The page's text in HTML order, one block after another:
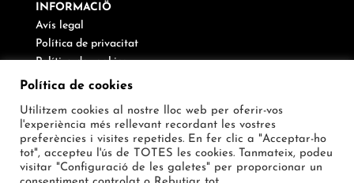
INFORMACIÖ
Avís legal
Política de privacitat
Política de cookies
Canal de denúncies
SEGUEIX-NOS
Política de cookies
Utilitzem cookies al nostre lloc web per oferir-vos
l'experiència més rellevant recordant les vostres
preferències i visites repetides. En fer clic a "Acceptar-ho
tot", accepteu l'ús de TOTES les cookies. Tanmateix, podeu
visitar "Configuració de les galetes" per proporcionar un